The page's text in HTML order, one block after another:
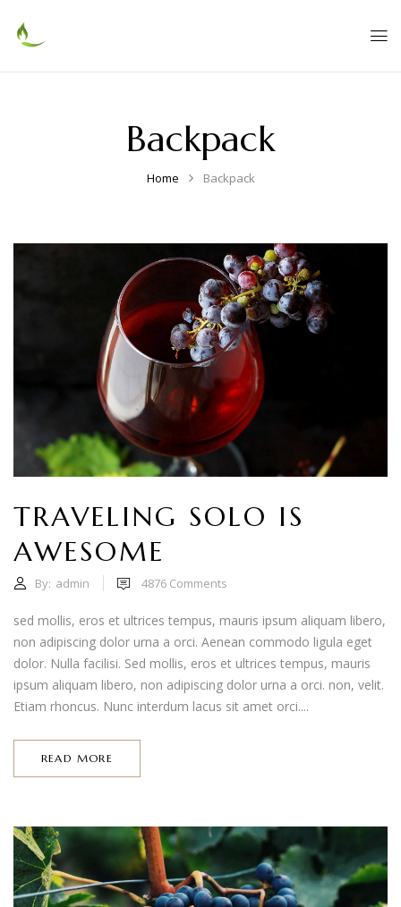
Backpack
Home Backpack
TRAVELING SOLO IS
AWESOME
By: admin 4876 Comments
sed mollis, eros et ultrices tempus, mauris ipsum aliquam libero,
non adipiscing dolor urna a orci. Aenean commodo ligula eget
dolor. Nulla facilisi. Sed mollis, eros et ultrices tempus, mauris
ipsum aliquam libero, non adipiscing dolor urna a orci. non, velit.
Etiam rhoncus. Nunc interdum lacus sit amet orci....
READ MORE